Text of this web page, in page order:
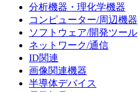
分析機器・理化学機器
コンピューター/周辺機器
ソフトウェア/開発ツール
ネットワーク/通信
ID関連
画像関連機器
半導体デバイス